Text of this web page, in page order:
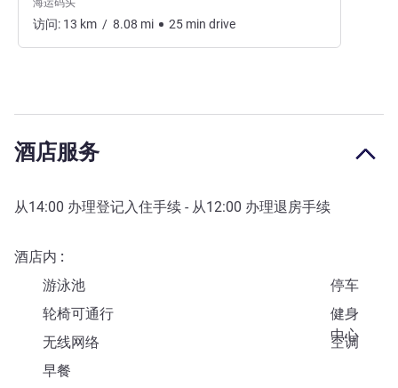
海运码头
访问: 13 km / 8.08 mi 25 min drive
酒店服务
从14:00 办理登记入住手续 - 从12:00 办理退房手续
酒店内
游泳池
停车
轮椅可通行
健身
中心
无线网络
空调
早餐